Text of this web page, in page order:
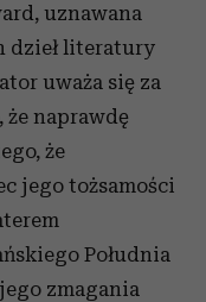
uznawana
dzieł literatury
uważa się za
naprawdę
że
jego tożsamości
Południa
zmagania